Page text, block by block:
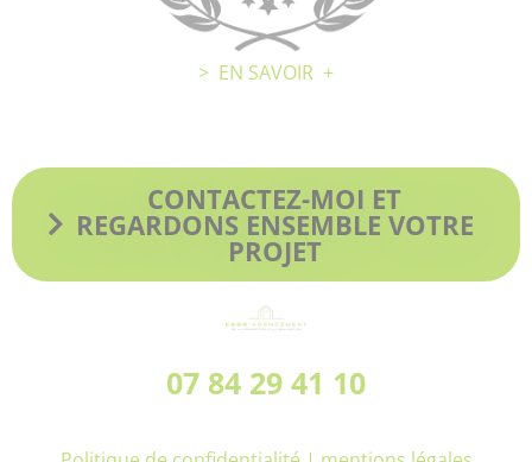
> EN SAVOIR +
Conforme à vos attentes
CONTACTEZ-MOI ET
REGARDONS ENSEMBLE VOTRE
PROJET
07 84 29 41 10